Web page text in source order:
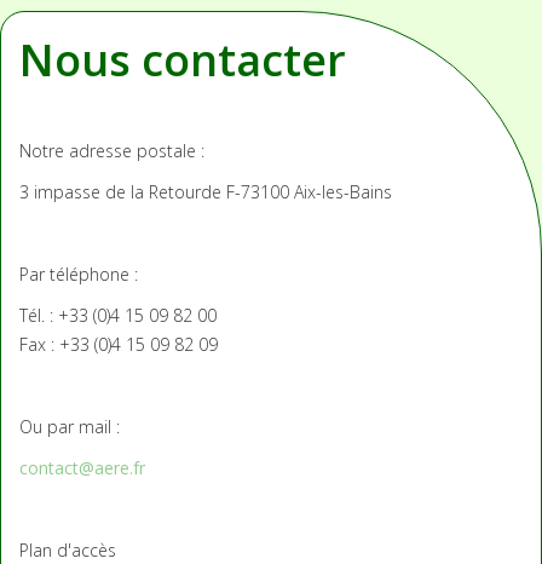
Nous contacter
Notre adresse postale :
3 impasse de la Retourde F-73100 Aix-les-Bains
Par téléphone :
Tél. : +33 (0)4 15 09 82 00
Fax : +33 (0)4 15 09 82 09
Ou par mail :
contact@aere.fr
Plan d'accès